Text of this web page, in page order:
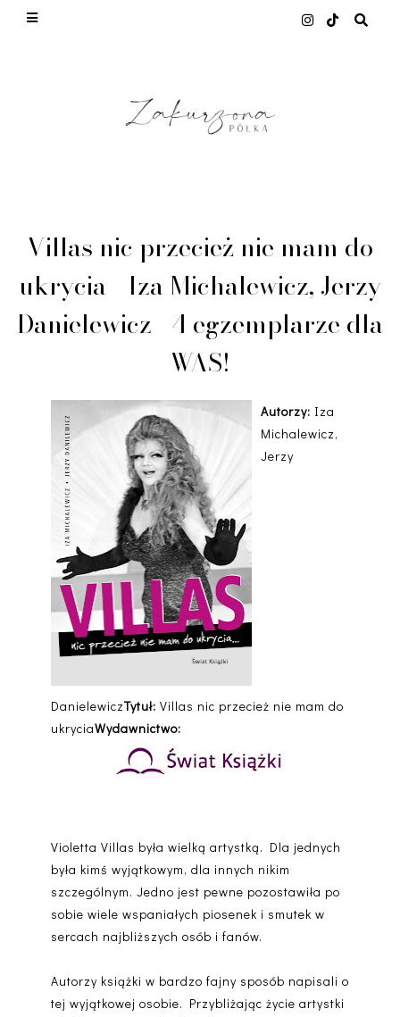
Villas nic przecież nie mam do
ukrycia - Iza Michalewicz, Jerzy
Danielewicz+ 4 egzemplarze dla
WAS!
Autorzy: Iza
Michalewicz,
Jerzy
DanielewiczTytuł: Villas nic przecież nie mam do
ukryciaWydawnictwo:
Violetta Villas była wielką artystką. Dla jednych
była kimś wyjątkowym, dla innych nikim
szczególnym. Jedno jest pewne pozostawiła po
sobie wiele wspaniałych piosenek i smutek w
sercach najbliższych osób i fanów.
Autorzy książki w bardzo fajny sposób napisali o
tej wyjątkowej osobie. Przybliżając życie artystki
This site uses cookies from Google to deliver its
statistics, and to detect and address abuse.
LEARN MORE GOT IT